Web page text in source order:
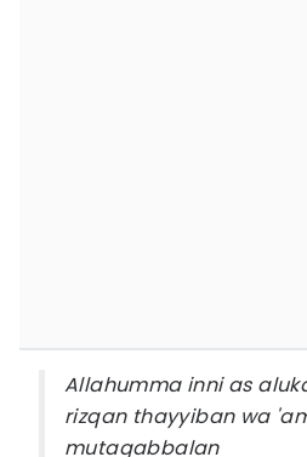
Allahumma inni as
rizqan thayyiban wa
mutaqabbalan